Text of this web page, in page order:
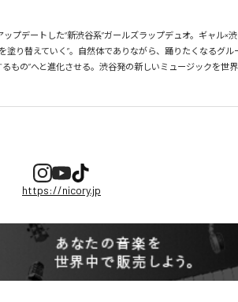
プデートした“新渋谷系”ガールズラップデュオ。ギャル×
塗り替えていく”。自然体でありながら、踊りたくなるグル
るもの”へと進化させる。渋谷発の新しいミュージックを世
https://nicory.jp